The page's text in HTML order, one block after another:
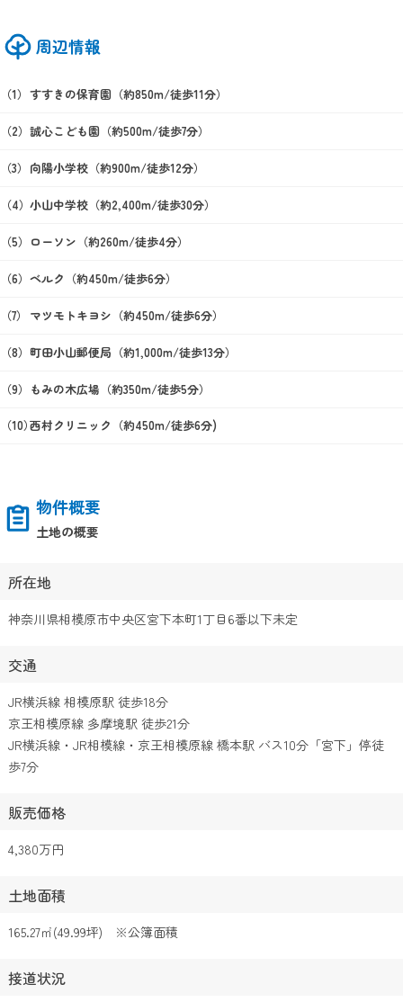
周辺情報
すすきの保育園（約850m/徒歩11分）
誠心こども園（約500m/徒歩7分）
向陽小学校（約900m/徒歩12分）
小山中学校（約2,400m/徒歩30分）
ローソン（約260m/徒歩4分）
ベルク（約450m/徒歩6分）
マツモトキヨシ（約450m/徒歩6分）
町田小山郵便局（約1,000m/徒歩13分）
もみの木広場（約350m/徒歩5分）
西村クリニック（約450m/徒歩6分)
物件概要
土地の概要
所在地
神奈川県相模原市中央区宮下本町1丁目6番以下未定
交通
JR横浜線 相模原駅 徒歩18分
京王相模原線 多摩境駅 徒歩21分
JR横浜線・JR相模線・京王相模原線 橋本駅 バス10分「宮下」停徒
歩7分
販売価格
4,380万円
土地面積
165.27㎡(49.99坪) ※公簿面積
接道状況